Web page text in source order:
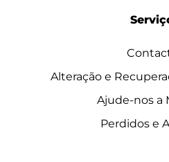
Alteração e
Ajude-nos a
Perdidos e